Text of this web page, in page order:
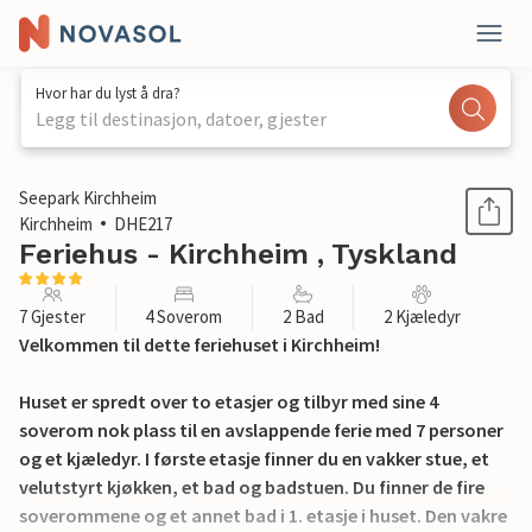
Hvor har du lyst å dra?
Legg til destinasjon, datoer, gjester
1 / 31
Seepark Kirchheim
Kirchheim
DHE217
Feriehus - Kirchheim , Tyskland
7 Gjester 4 Soverom 2 Bad 2 Kjæledyr
Velkommen til dette feriehuset i Kirchheim!
Huset er spredt over to etasjer og tilbyr med sine 4
soverom nok plass til en avslappende ferie med 7 personer
og et kjæledyr. I første etasje finner du en vakker stue, et
velutstyrt kjøkken, et bad og badstuen. Du finner de fire
soverommene og et annet bad i 1. etasje i huset. Den vakre